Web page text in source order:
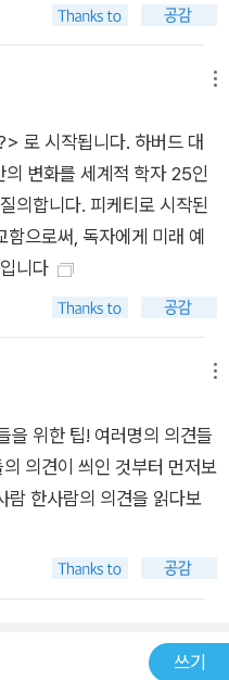
다. 우리는 이 책이 요즘과
, 경제학자들로 하여금 《애
쳐 완결되었다. 1. 피케티는
불평등이 중요한가? 3. 결
야 하는가? 피케티의
진 원인에 대한 것이 아니다.
어떨 것인지에 관한 것이
이제 무엇을 해야 하는가’에
으로 겪게 될 몇몇 고통스
, 우리는 우선 ‘우리가 어디
’를 알아내야 한다. 그리고
해야’ 한다. 이 책은 이러한
, 저자들의 시각을 제시하는
본》의 영문판 번역자인 아
계적으로 정리한다. 이어 노
로 시작됩니다. 하버드 대
변화를 세계적 학자 25인
의합니다. 피케티로 시작된
함으로써, 독자에게 미래 예
니다
을 위한 팁! 여러명의 의견들
의견이 씌인 것부터 먼저보
한사람의 의견을 읽다보
쓰기